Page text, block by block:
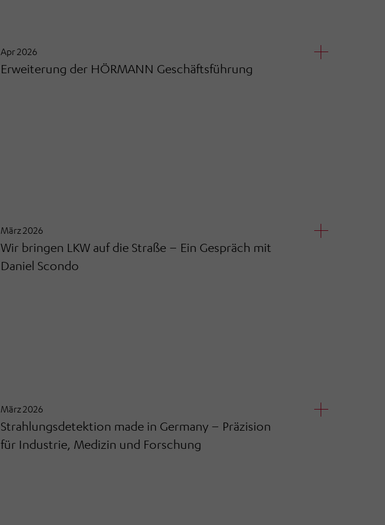
Apr 2026
Erweiterung der HÖRMANN Geschäftsführung
März 2026
Wir bringen LKW auf die Straße – Ein Gespräch mit
Daniel Scondo
März 2026
Strahlungsdetektion made in Germany – Präzision
für Industrie, Medizin und Forschung